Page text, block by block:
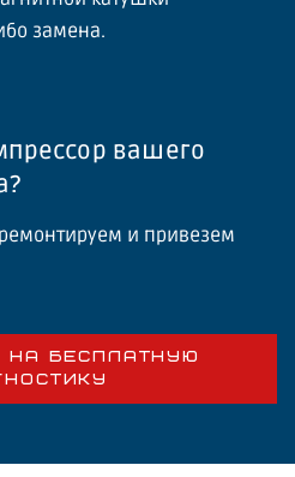
замена.
вашего
и привезем
НА БЕСПЛАТНУЮ